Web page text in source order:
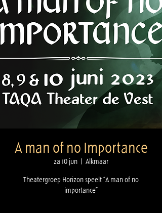
A man of no Importance
za 10 jun
  |
Alkmaar
Theatergroep Horizon speelt “A man of no